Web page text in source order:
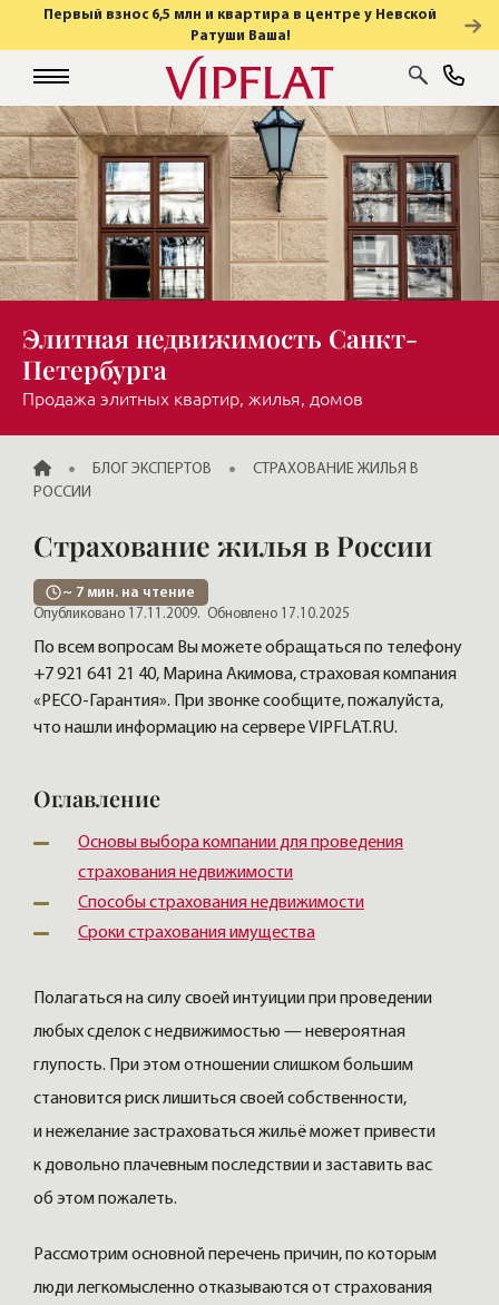
Первый взнос 6,5 млн и квартира в центре у Невской
Ратуши Ваша!
Элитная недвижимость Санкт-
Петербурга
Продажа элитных квартир, жилья, домов
ГЛАВНАЯБЛОГ ЭКСПЕРТОВ
СТРАХОВАНИЕ ЖИЛЬЯ В
РОССИИ
Страхование жилья в России
~ 7 мин. на чтение
Опубликовано 17.11.2009. Обновлено 17.10.2025
По всем вопросам Вы можете обращаться по телефону
+7 921 641 21 40, Марина Акимова, страховая компания
«PECO-Гарантия». При звонке сообщите, пожалуйста,
что нашли информацию на сервере VIPFLAT.RU.
Оглавление
Основы выбора компании для проведения
страхования недвижимости
Способы страхования недвижимости
Сроки страхования имущества
Полагаться на силу своей интуиции при проведении
любых сделок с недвижимостью — невероятная
глупость. При этом отношении слишком большим
становится риск лишиться своей собственности,
и нежелание застраховаться жильё может привести
к довольно плачевным последствии и заставить вас
об этом пожалеть.
Рассмотрим основной перечень причин, по которым
люди легкомысленно отказываются от страхования